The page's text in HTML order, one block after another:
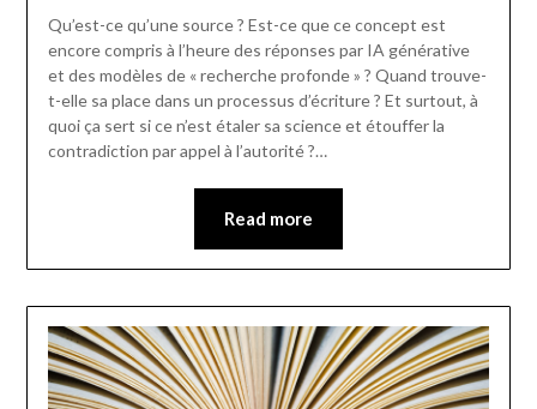
Qu’est-ce qu’une source ? Est-ce que ce concept est
encore compris à l’heure des réponses par IA générative
et des modèles de « recherche profonde » ? Quand trouve-
t-elle sa place dans un processus d’écriture ? Et surtout, à
quoi ça sert si ce n’est étaler sa science et étouffer la
contradiction par appel à l’autorité ?…
Read more